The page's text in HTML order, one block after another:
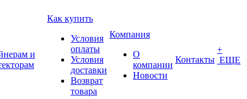
и
Как купить
Условия
оплаты
Условия
доставки
Возврат
товара
Компания
О
компании
Новости
Контакты
+
ЕЩЕ